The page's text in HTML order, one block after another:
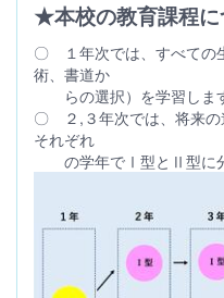
★本校の教育課程に
〇 １年次では、すべての
術、書道か
らの選択）を学習しま
〇 ２,３年次では、将来の
それぞれ
の学年でⅠ型とⅡ型に分